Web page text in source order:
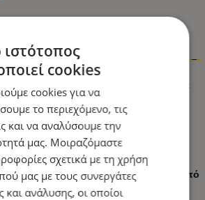
Πληροφορίες
54 LED Πορτοκαλί 12V / 24V Με
Κουμπί ενεργοποίησης και
λειτουργίας
φωτεινότερα φώτα που φαίνονται από
βελτιώνοντας την οδηγική ασφάλεια
ιστότοπος
cookies
cookies για να
το περιεχόμενο, τις
και να αναλύσουμε την
μας. Μοιραζόμαστε
σχετικά με τη χρήση
μας με τους συνεργάτες
και ανάλυσης, οι οποίοι